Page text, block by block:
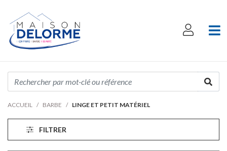
ACCUEIL BARBE LINGE ET PETIT MATÉRIEL
FILTRER